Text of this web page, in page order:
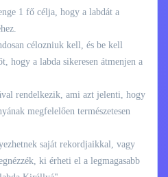
1 fő célja, hogy a labdát a
célozniuk kell, és be kell
hogy a labda sikeresen átmenjen a
rendelkezik, ami azt jelenti, hogy
megfelelően természetesen
saját rekordjaikkal, vagy
ki érheti el a legmagasabb